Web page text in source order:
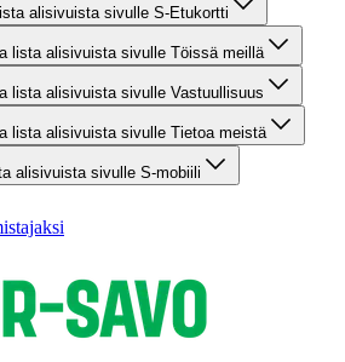
alisivuista sivulle S-Etukortti
lista alisivuista sivulle Töissä meillä
lista alisivuista sivulle Vastuullisuus
lista alisivuista sivulle Tietoa meistä
alisivuista sivulle S-mobiili